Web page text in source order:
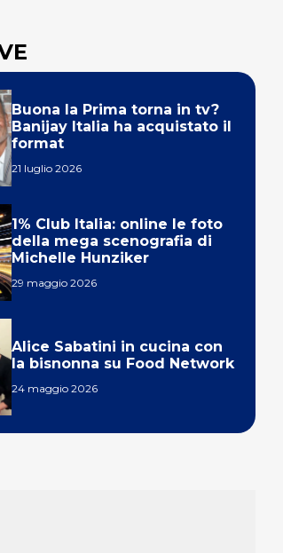
Buona la Prima torna in tv?
Banijay Italia ha acquistato il
format
21 luglio 2026
1% Club Italia: online le foto
della mega scenografia di
Michelle Hunziker
29 maggio 2026
Alice Sabatini in cucina con
la bisnonna su Food Network
24 maggio 2026